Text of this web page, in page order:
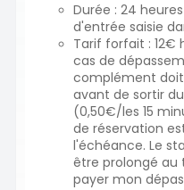
Durée : 24
d'entrée saisie
Tarif forfait : 12€
cas de
complément
avant de sortir
(0,50€/les 15
de réservation
l'échéance. Le
être prolongé au
payer mon